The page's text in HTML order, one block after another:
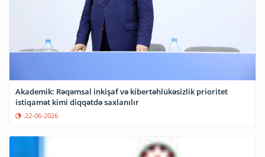
Akademik: Rəqəmsal inkişaf və kibertəhlükəsizlik prioritet
istiqamət kimi diqqətdə saxlanılır
22-06-2026